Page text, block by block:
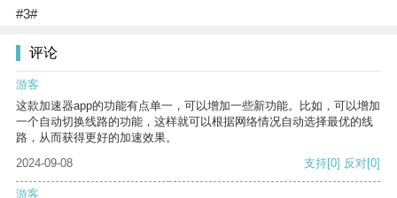
#3#
评论
游客
这款加速器app的功能有点单一，可以增加一些新功能。比如，可以增加
一个自动切换线路的功能，这样就可以根据网络情况自动选择最优的线
路，从而获得更好的加速效果。
2024-09-08
支持[0] 反对[0]
游客